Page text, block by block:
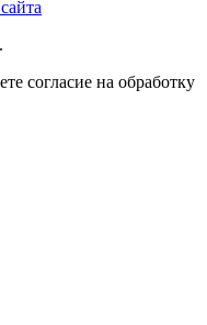
согласие на обработку